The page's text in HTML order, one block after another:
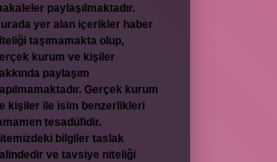
paylaşılmaktadır.
yer alan içerikler haber
taşımamakta olup,
kurum ve kişiler
paylaşım
Gerçek kurum
kişiler ile isim benzerlikleri
tesadüfidir.
bilgiler taslak
ve tavsiye niteliği